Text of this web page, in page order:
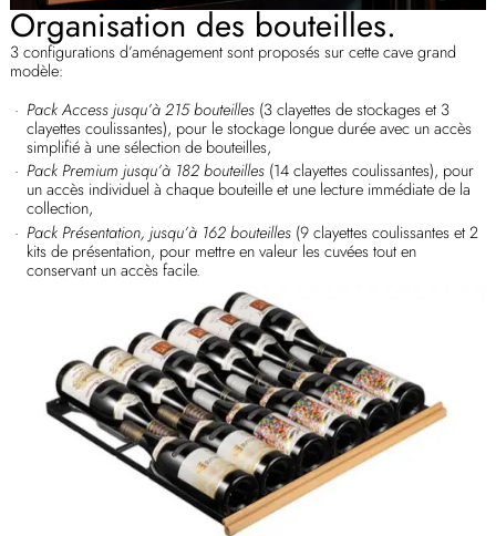
Organisation des bouteilles.
3 configurations d’aménagement sont proposés sur cette cave grand
modèle:
Pack Access jusqu’à 215 bouteilles(3 clayettes de stockages et 3
clayettes coulissantes), pour le stockage longue durée avec un accès
simplifié à une sélection de bouteilles,
Pack Premium jusqu’à 182 bouteilles(14 clayettes coulissantes), pour
un accès individuel à chaque bouteille et une lecture immédiate de la
collection,
Pack Présentation, jusqu’à 162 bouteilles(9 clayettes coulissantes et 2
kits de présentation, pour mettre en valeur les cuvées tout en
conservant un accès facile.